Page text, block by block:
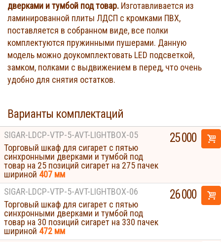
дверками и тумбой под товар. Изготавливается из
ламинированной плиты ЛДСП с кромками ПВХ,
поставляется в собранном виде, все полки
комплектуются пружинными пушерами. Данную
модель можно доукомплектовать LED подсветкой,
замком, полками с выдвижением в перед, что очень
удобно для снятия остатков.
Варианты комплектаций
SIGAR-LDCP-VTP-5-AVT-LIGHTBOX-05
Торговый шкаф для сигарет с пятью
синхронными дверками и тумбой под
товар на 25 позиций сигарет на 275 пачек
шириной 407 мм
25 000
SIGAR-LDCP-VTP-5-AVT-LIGHTBOX-06
Торговый шкаф для сигарет с пятью
синхронными дверками и тумбой под
товар на 30 позиций сигарет на 330 пачек
шириной 472 мм
26 000